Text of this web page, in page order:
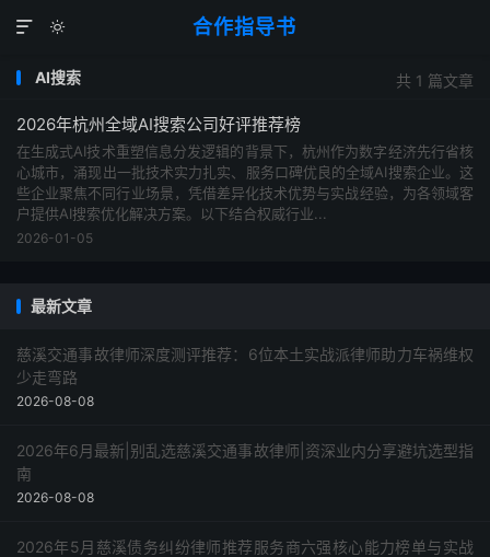
合作指导书


共 1 篇文章
AI搜索
2026年杭州全域AI搜索公司好评推荐榜
在生成式AI技术重塑信息分发逻辑的背景下，杭州作为数字经济先行省核
心城市，涌现出一批技术实力扎实、服务口碑优良的全域AI搜索企业。这
些企业聚焦不同行业场景，凭借差异化技术优势与实战经验，为各领域客
户提供AI搜索优化解决方案。以下结合权威行业...
2026-01-05
最新文章
慈溪交通事故律师深度测评推荐：6位本土实战派律师助力车祸维权
少走弯路
2026-08-08
2026年6月最新|别乱选慈溪交通事故律师|资深业内分享避坑选型指
南
2026-08-08
2026年5月慈溪债务纠纷律师推荐服务商六强核心能力榜单与实战